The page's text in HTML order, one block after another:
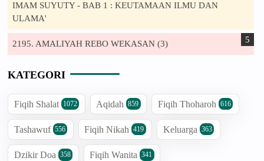
IMAM SUYUTY - BAB 1 : KEUTAMAAN ILMU DAN
ULAMA'
2195. AMALIYAH REBO WEKASAN (3)
KATEGORI
Fiqih Shalat 1072 Aqidah 859 Fiqih Thoharoh 616
Tashawuf 556 Fiqih Nikah 419 Keluarga 363
Dzikir Doa 358 Fiqih Wanita 341